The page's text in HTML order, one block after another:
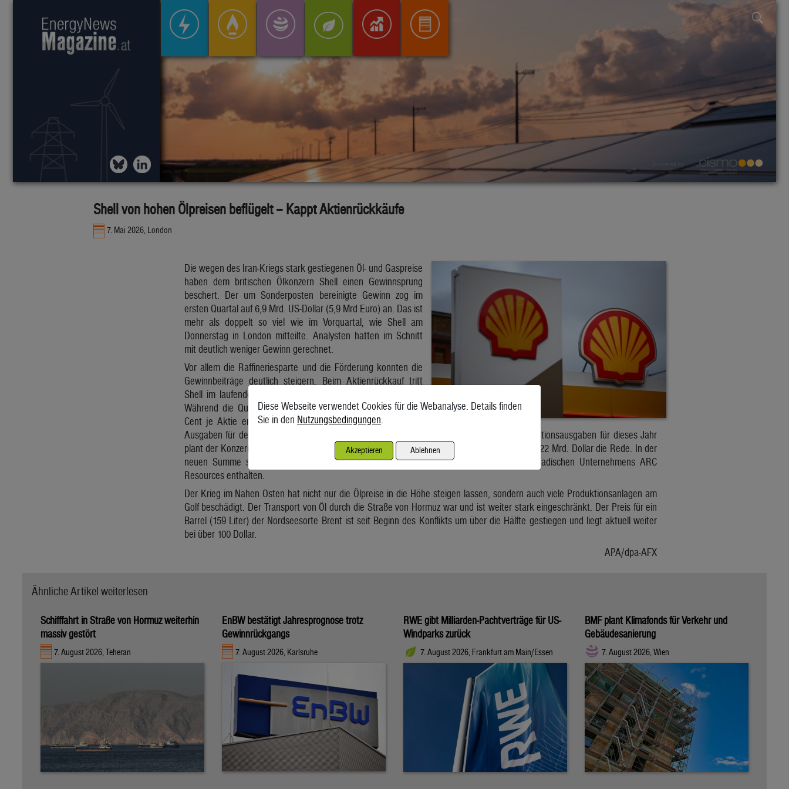
Shell von hohen Ölpreisen beflügelt – Kappt Aktienrückkäufe
7. Mai 2026, London
Die wegen des Iran-Kriegs stark gestiegenen Öl- und Gaspreise
haben dem britischen Ölkonzern Shell einen Gewinnsprung
beschert. Der um Sonderposten bereinigte Gewinn zog im
ersten Quartal auf 6,9 Mrd. US-Dollar (5,9 Mrd Euro) an. Das ist
mehr als doppelt so viel wie im Vorquartal, wie Shell am
Donnerstag in London mitteilte. Analysten hatten im Schnitt
mit deutlich weniger Gewinn gerechnet.
Vor allem die Raffineriesparte und die Förderung konnten die
Gewinnbeiträge deutlich steigern. Beim Aktienrückkauf tritt
Shell im laufenden Quartal allerdings etwas auf die Bremse.
Während die Quartalsdividende um 5 Prozent auf 39,06 US-
Cent je Aktie erhöht wird, kürzt Shell-Chef Wael Sawan die
Ausgaben für den Rückkauf eigener Aktien von 3,5 auf 3 Mrd. Dollar im Quartal. Die Investitionsausgaben für dieses Jahr
plant der Konzern nun mit 24 bis 26 Mrd. Dollar ein, im Februar war noch von lediglich 20 bis 22 Mrd. Dollar die Rede. In der
neuen Summe sind rund 4 Mrd. Dollar im Zusammenhang mit der Übernahme des kanadischen Unternehmens ARC
Resources enthalten.
Der Krieg im Nahen Osten hat nicht nur die Ölpreise in die Höhe steigen lassen, sondern auch viele Produktionsanlagen am
Golf beschädigt. Der Transport von Öl durch die Straße von Hormuz war und ist weiter stark eingeschränkt. Der Preis für ein
Barrel (159 Liter) der Nordseesorte Brent ist seit Beginn des Konflikts um über die Hälfte gestiegen und liegt aktuell weiter
bei über 100 Dollar.
APA/dpa-AFX
Ähnliche Artikel weiterlesen
Schifffahrt in Straße von Hormuz weiterhin
massiv gestört
7. August 2026, Teheran
EnBW bestätigt Jahresprognose trotz
Gewinnrückgangs
7. August 2026, Karlsruhe
RWE gibt Milliarden-Pachtverträge für US-
Windparks zurück
7. August 2026, Frankfurt am Main/Essen
BMF plant Klimafonds für Verkehr und
Gebäudesanierung
7. August 2026, Wien
Diese Webseite verwendet Cookies für die Webanalyse. Details finden
Sie in den Nutzungsbedingungen.
Akzeptieren Ablehnen